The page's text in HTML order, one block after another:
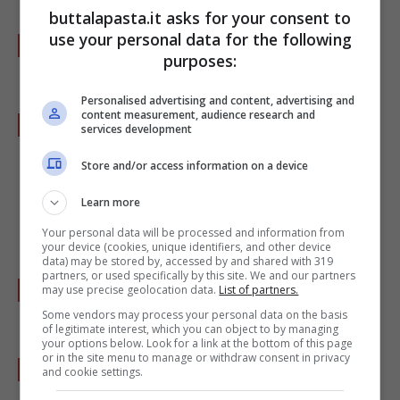
Mettete la metà dei biscotti su una gratella a
Rivoltate i biscotti rimasti e mettete sopra
ciascuno un marshmallow, rimetteteli nel
forno per 2/3 minuti, o comunque fino a
quando i marshmallows saranno diventati
morbidi.
Toglieteli dal forno e copriteli con gli altri
biscotti freddi, premendo con delicatezza.
A piacere potete fondere altro cioccolato e
versarcelo sopra.
buttalapasta.it asks for your consent to
use your personal data for the following
purposes:
Personalised advertising and content, advertising and
content measurement, audience research and
services development
Store and/or access information on a device
Learn more
Your personal data will be processed and information from
your device (cookies, unique identifiers, and other device
data) may be stored by, accessed by and shared with 319
partners, or used specifically by this site. We and our partners
may use precise geolocation data. List of partners.
Some vendors may process your personal data on the basis
of legitimate interest, which you can object to by managing
your options below. Look for a link at the bottom of this page
or in the site menu to manage or withdraw consent in privacy
and cookie settings.